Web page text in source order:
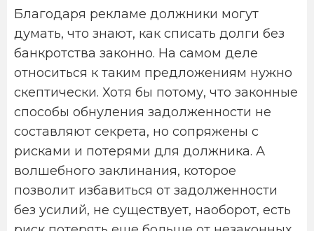
Благодаря рекламе должники могут
думать, что знают, как списать долги без
банкротства законно. На самом деле
относиться к таким предложениям нужно
скептически. Хотя бы потому, что законные
способы обнуления задолженности не
составляют секрета, но сопряжены с
рисками и потерями для должника. А
волшебного заклинания, которое
позволит избавиться от задолженности
без усилий, не существует, наоборот, есть